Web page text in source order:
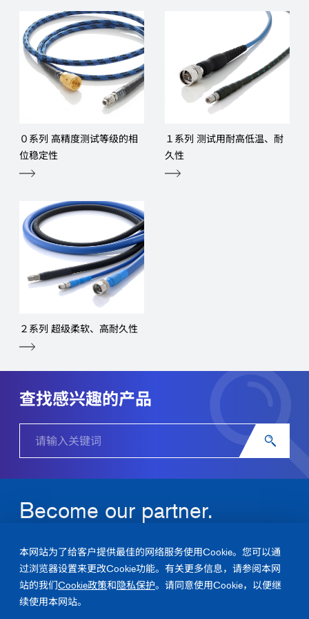
０系列 高精度测试等级的相
位稳定性
１系列 测试用耐高低温、耐
久性
２系列 超级柔软、高耐久性
查找感兴趣的产品
Become our partner.
咨询
本网站为了给客户提供最佳的网络服务使用Cookie。您可以通
过浏览器设置来更改Cookie功能。有关更多信息，请参阅本网
站的我们Cookie政策和隐私保护。请同意使用Cookie，以便继
续使用本网站。